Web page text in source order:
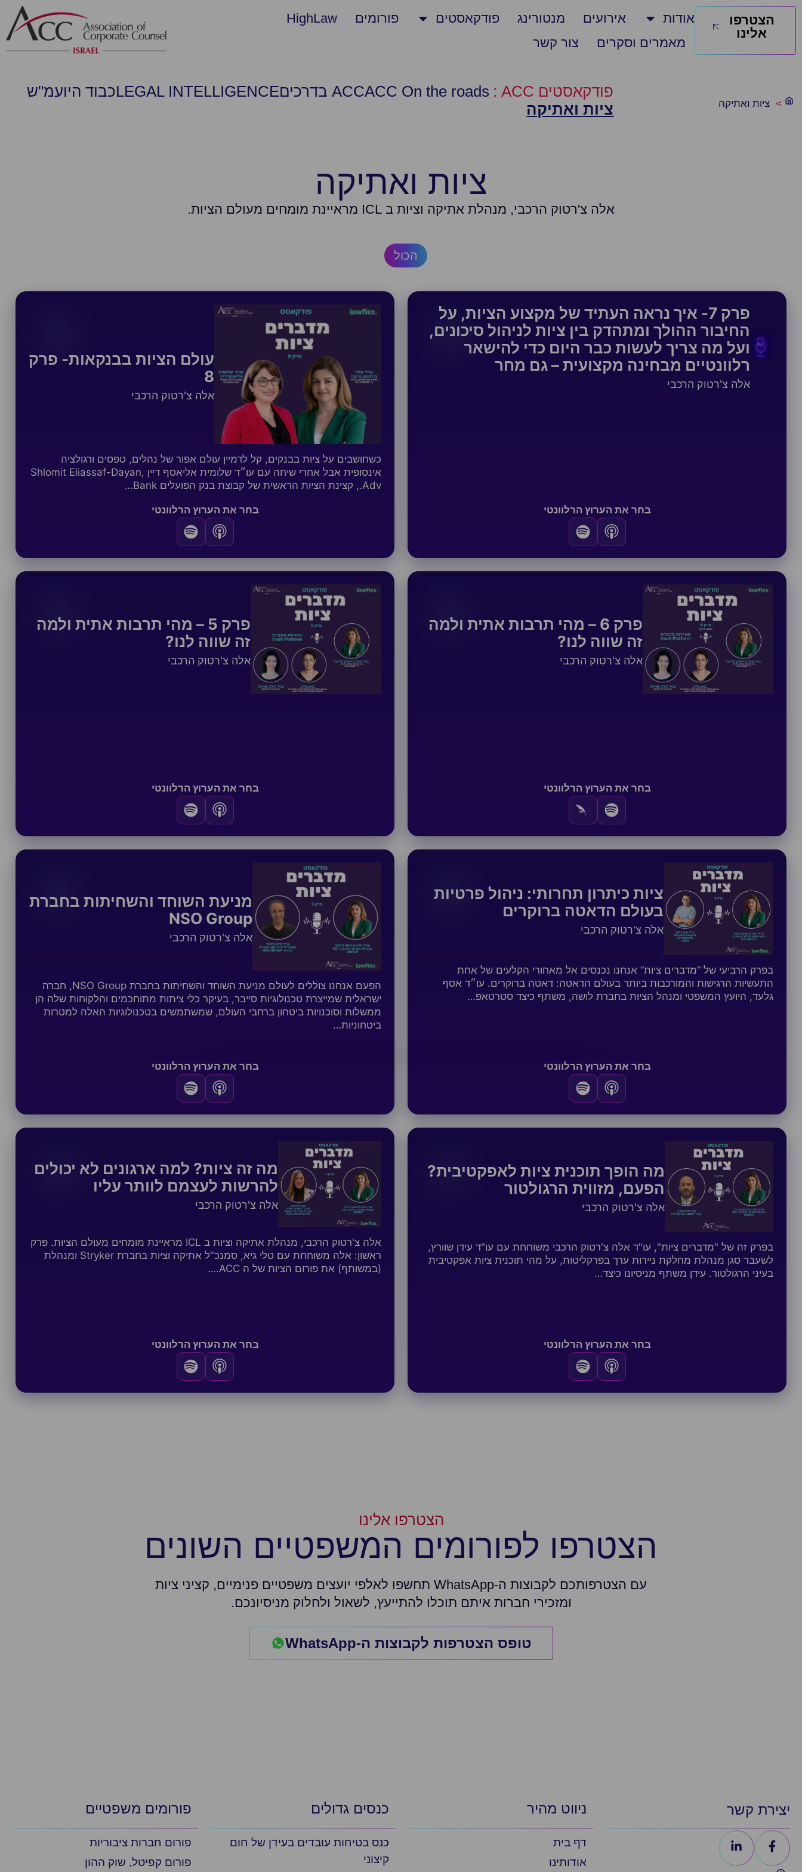
הצטרפו
אלינו
אודות אירועים מנטורינג פודקאסטים פורומים
HighLaw
מאמרים וסקרים
צור קשר
> ציות ואתיקה
פודקאסטים ACC : ACC On the roadsACC בדרכים LEGAL INTELLIGENCEכבוד היועמ"ש
ציות ואתיקה
ציות ואתיקה
אלה צ'רטוק הרכבי, מנהלת אתיקה וציות ב ICL מראיינת מומחים מעולם הציות.
הכול
פרק 7- איך נראה העתיד של מקצוע הציות, על
החיבור ההולך ומתהדק בין ציות לניהול סיכונים,
ועל מה צריך לעשות כבר היום כדי להישאר
רלוונטיים מבחינה מקצועית – גם מחר
אלה צ'רטוק הרכבי
בחר את הערוץ הרלוונטי
עולם הציות בבנקאות- פרק
8
אלה צ'רטוק הרכבי
כשחושבים על ציות בבנקים, קל לדמיין עולם אפור של נהלים, טפסים ורגולציה
אינסופית אבל אחרי שיחה עם עו״ד שלומית אליאסף דיין Shlomit Eliassaf-Dayan,
Adv., קצינת הציות הראשית של קבוצת בנק הפועלים Bank…
בחר את הערוץ הרלוונטי
פרק 6 – מהי תרבות אתית ולמה
זה שווה לנו?
אלה צ'רטוק הרכבי
בחר את הערוץ הרלוונטי
פרק 5 – מהי תרבות אתית ולמה
זה שווה לנו?
אלה צ'רטוק הרכבי
בחר את הערוץ הרלוונטי
ציות כיתרון תחרותי: ניהול פרטיות
בעולם הדאטה ברוקרים
אלה צ'רטוק הרכבי
בפרק הרביעי של “מדברים ציות” אנחנו נכנסים אל מאחורי הקלעים של אחת
התעשיות הרגישות והמורכבות ביותר בעולם הדאטה: דאטה ברוקרים. עו״ד אסף
גלעד, היועץ המשפטי ומנהל הציות בחברת לושה, משתף כיצד סטרטאפ…
בחר את הערוץ הרלוונטי
מניעת השוחד והשחיתות בחברת
NSO Group
אלה צ'רטוק הרכבי
הפעם אנחנו צוללים לעולם מניעת השוחד והשחיתות בחברת NSO Group, חברה
ישראלית שמייצרת טכנולוגיות סייבר, בעיקר כלי ציתות מתוחכמים והלקוחות שלה הן
ממשלות וסוכנויות ביטחון ברחבי העולם, שמשתמשים בטכנולוגיות האלה למטרות
ביטחוניות…
בחר את הערוץ הרלוונטי
מה הופך תוכנית ציות לאפקטיבית?
הפעם, מזווית הרגולטור
אלה צ'רטוק הרכבי
בפרק זה של "מדברים ציות", עו"ד אלה צ'רטוק הרכבי משוחחת עם עו"ד עידן שוורץ,
לשעבר סגן מנהלת מחלקת ניירות ערך בפרקליטות, על מהי תוכנית ציות אפקטיבית
בעיני הרגולטור. עידן משתף מניסיונו כיצד…
בחר את הערוץ הרלוונטי
מה זה ציות? למה ארגונים לא יכולים
להרשות לעצמם לוותר עליו
אלה צ'רטוק הרכבי
אלה צ'רטוק הרכבי, מנהלת אתיקה וציות ב ICL מראיינת מומחים מעולם הציות. פרק
ראשון: אלה משוחחת עם טלי גיא, סמנכ"ל אתיקה וציות בחברת Stryker ומנהלת
(במשותף) את פורום הציות של ה ACC.…
בחר את הערוץ הרלוונטי
הצטרפו אלינו
הצטרפו לפורומים המשפטיים השונים
עם הצטרפותכם לקבוצות ה-WhatsApp תחשפו לאלפי יועצים משפטיים פנימיים, קציני ציות
ומזכירי חברות איתם תוכלו להתייעץ, לשאול ולחלוק מניסיונכם.
טופס הצטרפות לקבוצות ה-WhatsApp
יצירת קשר ניווט מהיר
דף בית
אודותינו
כנסים גדולים
כנס בטיחות עובדים בעידן של חום
קיצוני
פורומים משפטיים
פורום חברות ציבוריות
פורום קפיטל, שוק ההון